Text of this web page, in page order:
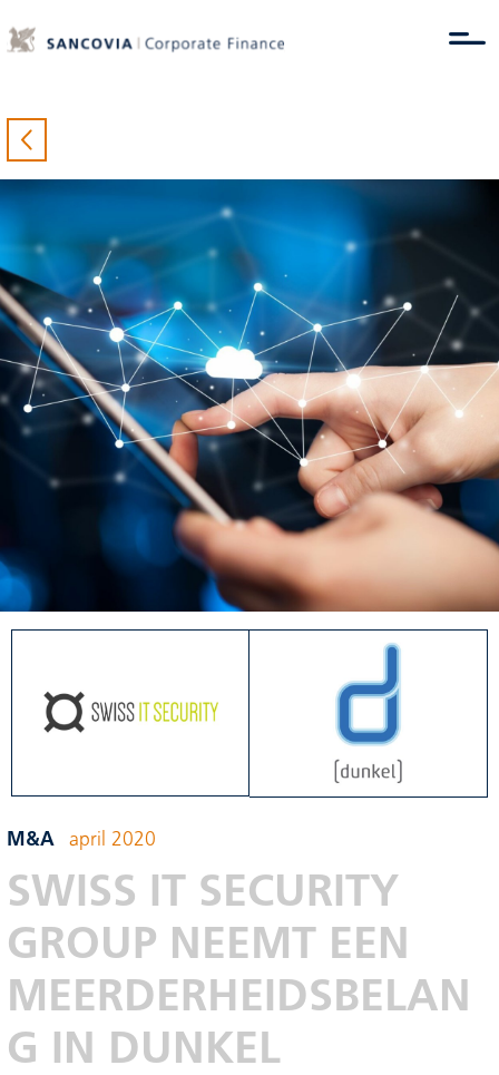
M&A april 2020
SWISS IT SECURITY
GROUP NEEMT EEN
MEERDERHEIDSBELAN
G IN DUNKEL